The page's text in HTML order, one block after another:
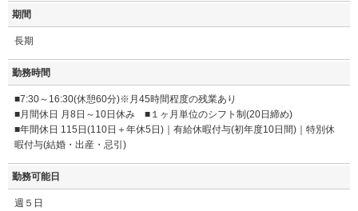
期間
長期
勤務時間
■7:30～16:30(休憩60分)※月45時間程度の残業あり
■月間休日 月8日～10日休み ■１ヶ月単位のシフト制(20日締め)
■年間休日 115日(110日＋年休5日)｜有給休暇付与(初年度10日間)｜特別休
暇付与(結婚・出産・忌引)
勤務可能日
週５日